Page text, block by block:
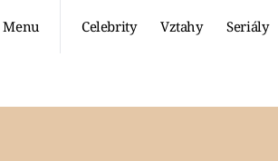
Menu Celebrity Vztahy Seriály